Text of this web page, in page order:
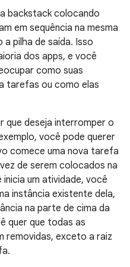
backstack colocando
em sequência na mesma
pilha de saída. Isso
dos apps, e você
como suas
tarefas ou como elas
que deseja interromper o
você pode querer
comece uma nova tarefa
de serem colocados na
um atividade, você
instância existente dela,
na parte de cima da
quer que todas as
removidas, exceto a raiz